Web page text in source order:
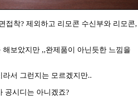
접착? 제외하고 리모콘 수신부와 리모콘,
보았지만 ,,완제품이 아닌듯한 느낌을
서 그런지는 모르겠지만..
공시디는 아니겠죠?